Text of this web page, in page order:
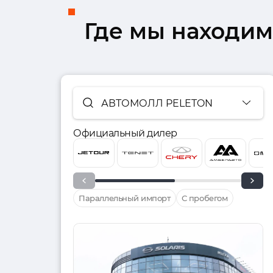
Где мы
АВТОМОЛЛ PELETON
Официальный дилер
Параллельный импорт С пробегом